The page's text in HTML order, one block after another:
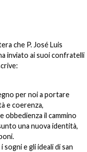
che P. José Luis
inviato ai suoi confratelli
per noi a portare
e coerenza,
obbedienza il cammino
una nuova identità,
e gli ideali di san